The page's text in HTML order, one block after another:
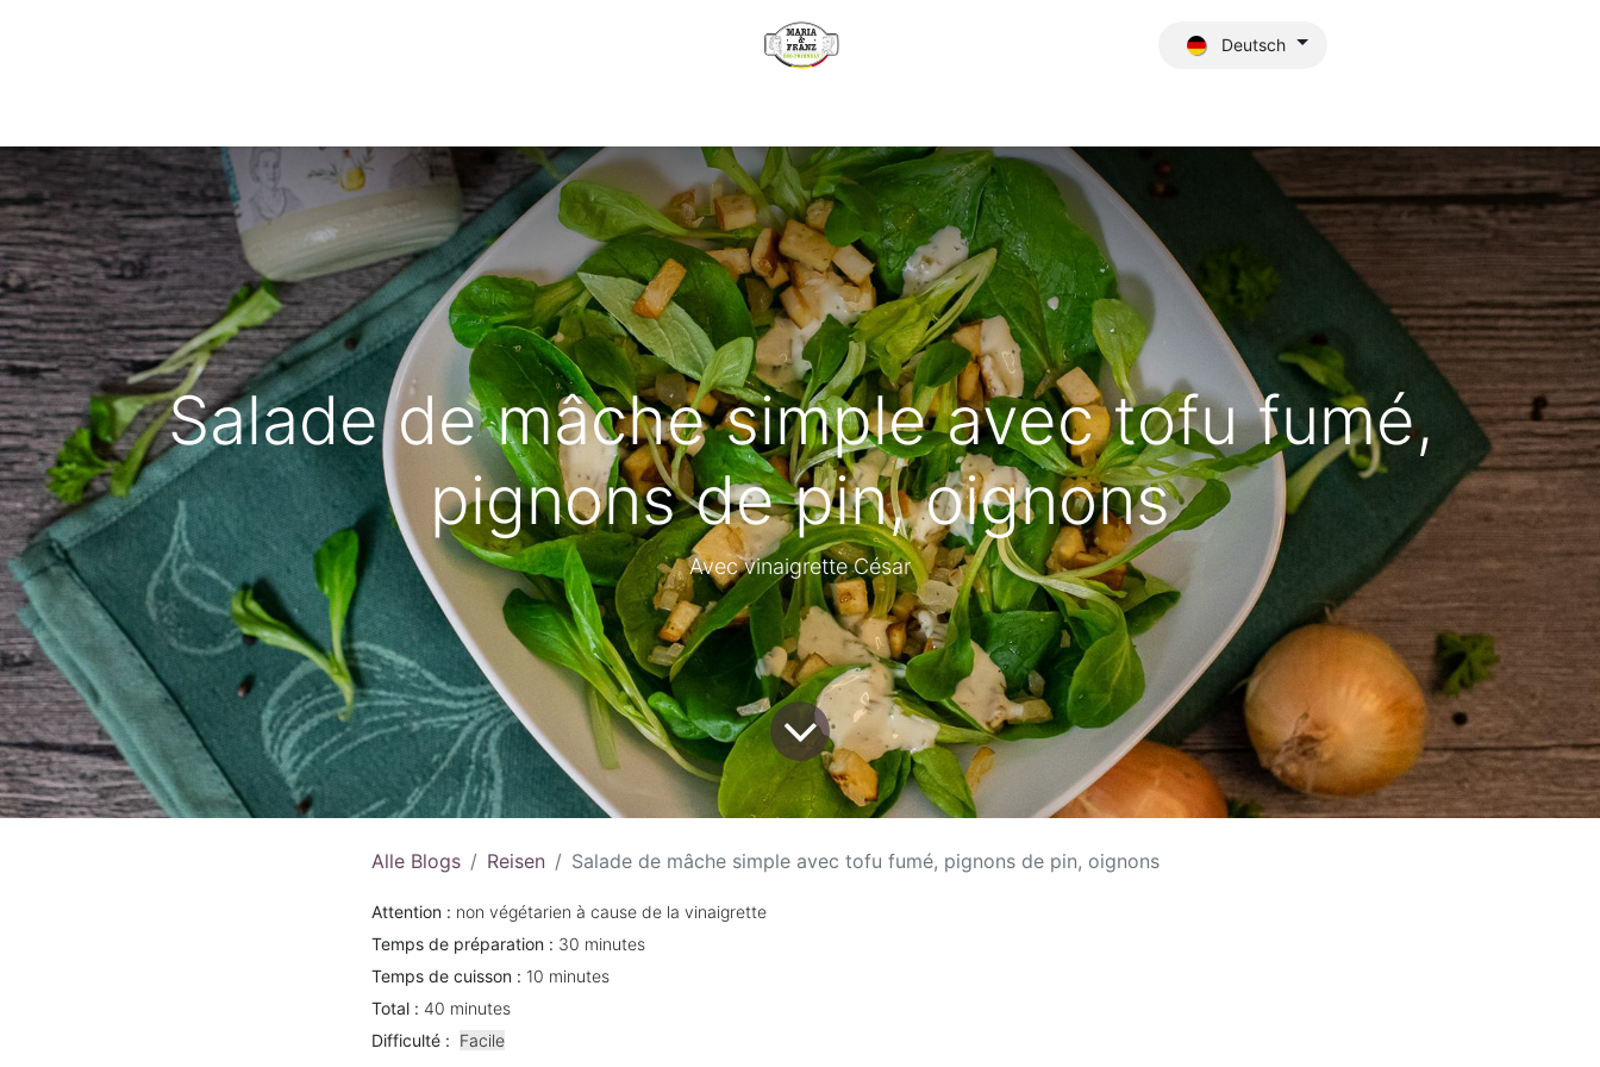
Deutsch
Salade de mâche simple avec tofu fumé,
pignons de pin, oignons
Avec vinaigrette César
Alle Blogs Reisen Salade de mâche simple avec tofu fumé, pignons de pin, oignons
Attention : non végétarien à cause de la vinaigrette
Temps de préparation : 30 minutes
Temps de cuisson : 10 minutes
Total : 40 minutes
Difficulté : Facile